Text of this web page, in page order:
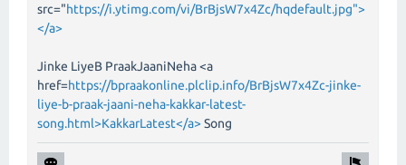
src="https://i.ytimg.com/vi/BrBjsW7x4Zc/hqdefault.jpg">
</a>
Jinke LiyeB PraakJaaniNeha <a
href=https://bpraakonline.plclip.info/BrBjsW7x4Zc-jinke-
liye-b-praak-jaani-neha-kakkar-latest-
song.html>KakkarLatest</a>Song